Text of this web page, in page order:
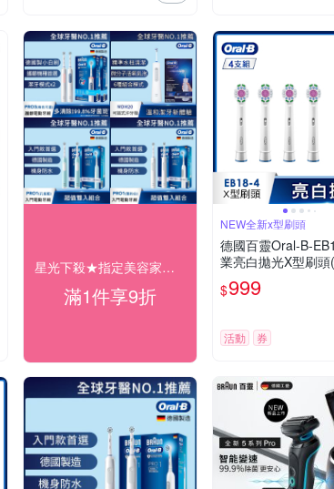
星光下殺★指定美容家電9折
滿1件享9折
NEW全新x型刷頭
德國百靈Oral-B-
業亮白拋光X型刷頭
$999
活動 券